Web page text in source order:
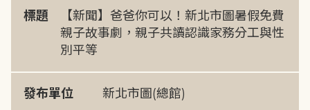
標題
【新聞】爸爸你可以！新北市圖暑假免費
親子故事劇，親子共讀認識家務分工與性
別平等
發布單位 新北市圖(總館)